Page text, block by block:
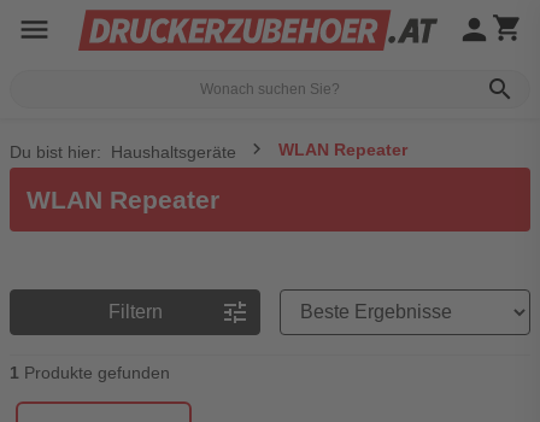
menu
search
person shopping_cart
Du bist hier: Haushaltsgeräte WLAN Repeater
WLAN Repeater
Filtern tune
Preisreihenfolge
1 Produkte gefunden